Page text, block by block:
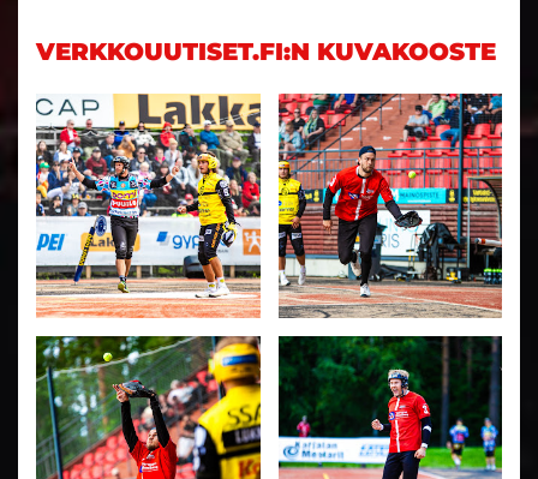
VERKKOUUTISET.FI:N KUVAKOOSTE